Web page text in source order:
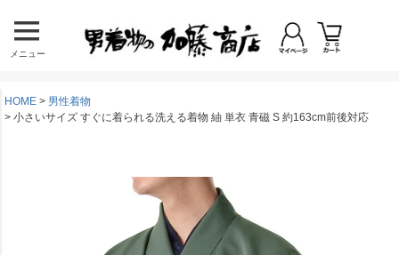
メニュー
HOME
男性着物
小さいサイズ すぐに着られる洗える着物 紬 単衣 青磁 S 約163cm前後対応